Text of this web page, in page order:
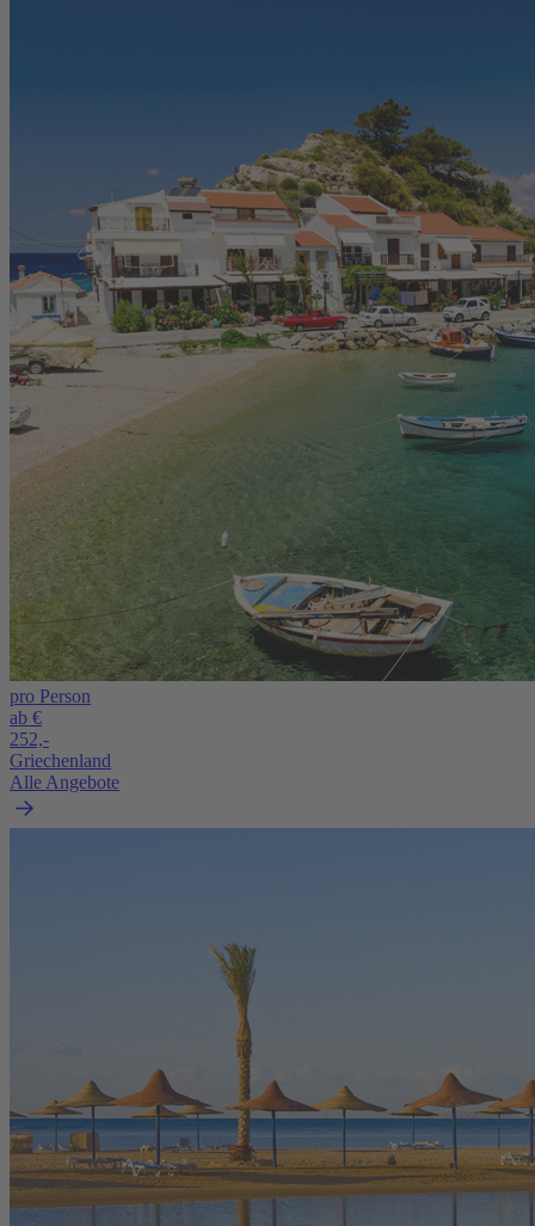
pro Person
ab €
252,-
Griechenland
Alle Angebote